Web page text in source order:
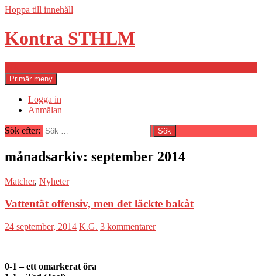
Hoppa till innehåll
Kontra STHLM
Primär meny
Logga in
Anmälan
Sök efter:
månadsarkiv: september 2014
Matcher, Nyheter
Vattentät offensiv, men det läckte bakåt
24 september, 2014 K.G. 3 kommentarer
0-1 – ett omarkerat öra